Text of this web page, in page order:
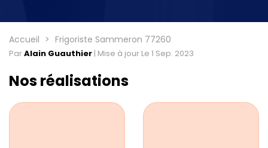
Accueil Frigoriste Sammeron 77260
ParAlain Guauthier | Mise à jour Le 1 Sep. 2023
Nos réalisations